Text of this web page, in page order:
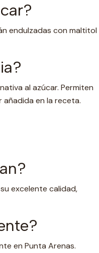
endulzadas con maltitol
al azúcar. Permiten
en la receta.
excelente calidad,
en Punta Arenas.